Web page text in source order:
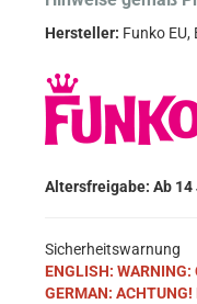
Hersteller: Funko
Altersfreigabe: Ab 14
Sicherheitswarnung
ENGLISH:
GERMAN: ACHTUNG!